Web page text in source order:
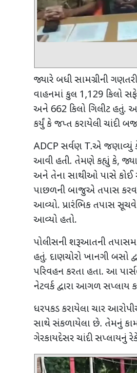
જ્યારે બધી સામગ્રીની
વાહનમાં કુલ 1,129 કિલો
અને 662 કિલો ગિલીટ હતું.
કર્યું કે જપ્ત કરાયેલી ચાંદી
ADCP સર્વણ T.એ જણાવ્યું
આવી હતી. તેમણે કહ્યું કે,
અને તેના સાથીઓ પાસે કોઈ
પાછળની બાજુએ તપાસ
આવ્યો. પ્રારંભિક તપાસ
આવ્યો હતો.
પોલીસની શરૂઆતની
હતું. દાણચોરો ખાનગી બસો
પરિવહન કરતા હતા. આ
નેટવર્ક દ્વારા આગળ સપ્લાય
ધરપકડ કરાયેલા ચાર
સાથે સંકળાયેલા છે. તેમનું
ગેરકાયદેસર ચાંદી સપ્લાયનું